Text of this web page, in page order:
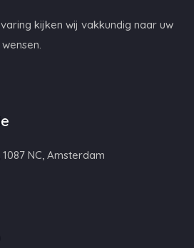
kijken wij vakkundig naar uw
NC, Amsterdam